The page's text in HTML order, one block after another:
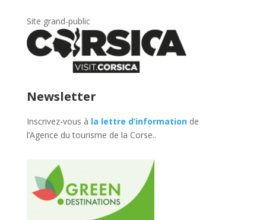
Site grand-public
Newsletter
Inscrivez-vous à la lettre d’information de
l’Agence du tourisme de la Corse..